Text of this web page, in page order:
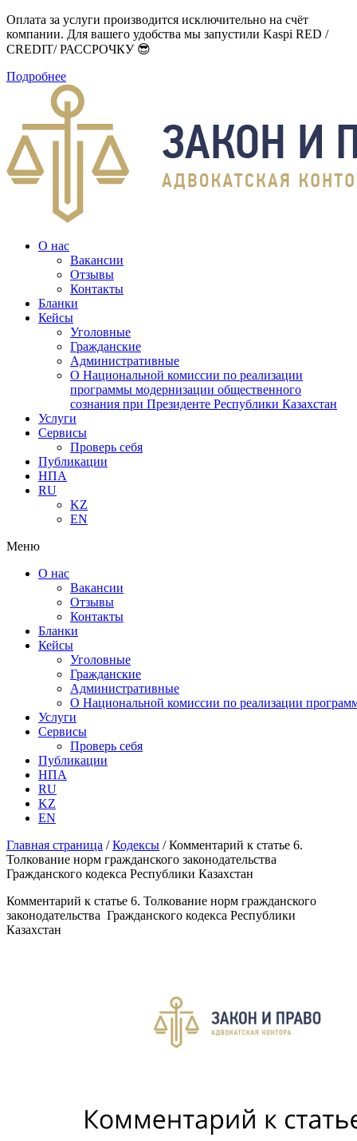
Оплата за услуги производится исключительно на счёт
компании. Для вашего удобства мы запустили Kaspi RED /
CREDIT/ РАССРОЧКУ 😎
Подробнее
О нас
Вакансии
Отзывы
Контакты
Бланки
Кейсы
Уголовные
Гражданские
Административные
О Национальной комиссии по реализации
программы модернизации общественного
сознания при Президенте Республики Казахстан
Услуги
Сервисы
Проверь себя
Публикации
НПА
RU
KZ
EN
Меню
О нас
Вакансии
Отзывы
Контакты
Бланки
Кейсы
Уголовные
Гражданские
Административные
О Национальной комиссии по реализации
Услуги
Сервисы
Проверь себя
Публикации
НПА
RU
KZ
EN
Главная страница /Кодексы /Комментарий к статье 6.
Толкование норм гражданского законодательства
Гражданского кодекса Республики Казахстан
Комментарий к статье 6. Толкование норм гражданского
законодательства Гражданского кодекса Республики
Казахстан